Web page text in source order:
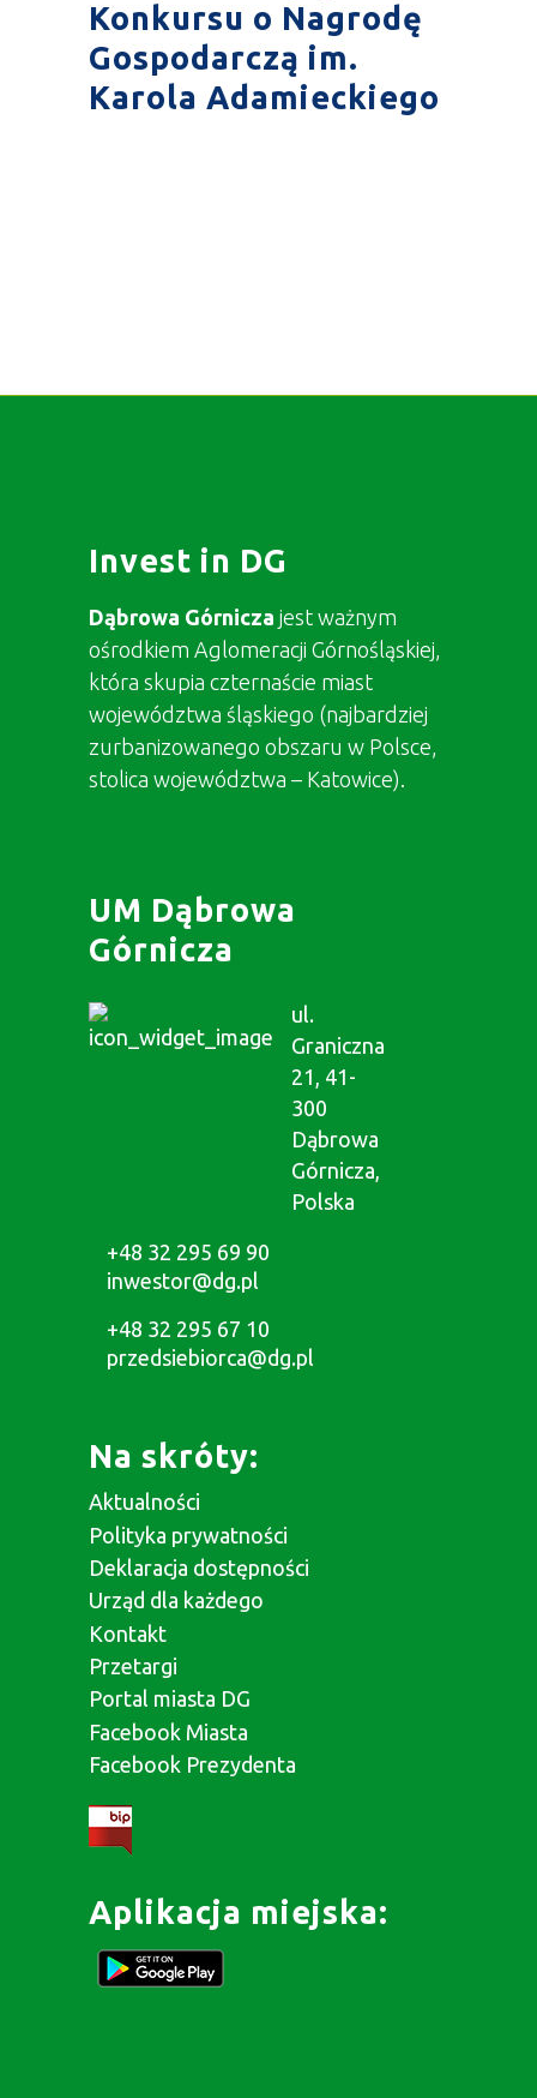
Konkursu o Nagrodę
Gospodarczą im.
Karola Adamieckiego
Invest in DG
Dąbrowa Górnicza jest ważnym
ośrodkiem Aglomeracji Górnośląskiej,
która skupia czternaście miast
województwa śląskiego (najbardziej
zurbanizowanego obszaru w Polsce,
stolica województwa – Katowice).
UM Dąbrowa
Górnicza
ul.
Graniczna
21, 41-
300
Dąbrowa
Górnicza,
Polska
+48 32 295 69 90
inwestor@dg.pl
+48 32 295 67 10
przedsiebiorca@dg.pl
Na skróty:
Aktualności
Polityka prywatności
Deklaracja dostępności
Urząd dla każdego
Kontakt
Przetargi
Portal miasta DG
Facebook Miasta
Facebook Prezydenta
Aplikacja miejska: